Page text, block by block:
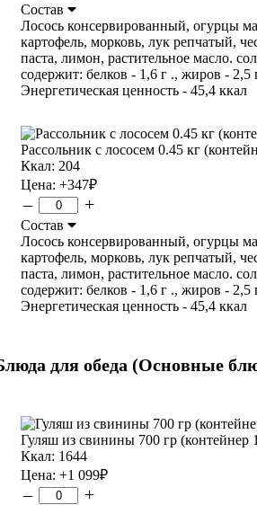
Состав
Лосось консервированный, огурцы
картофель, морковь, лук репчатый,
паста, лимон, растительное масло.
содержит: белков - 1,6 г ., жиров - 2,5
Энергетическая ценность - 45,4 ккал
Рассольник с лососем 0.45 кг
Ккал: 204
Цена: +347₽
– +
Состав
Лосось консервированный, огурцы
картофель, морковь, лук репчатый,
паста, лимон, растительное масло.
содержит: белков - 1,6 г ., жиров - 2,5
Энергетическая ценность - 45,4 ккал
для обеда (Основные
Гуляш из свинины 700 гр (контейнер
Ккал: 1644
Цена: +1 099₽
– +